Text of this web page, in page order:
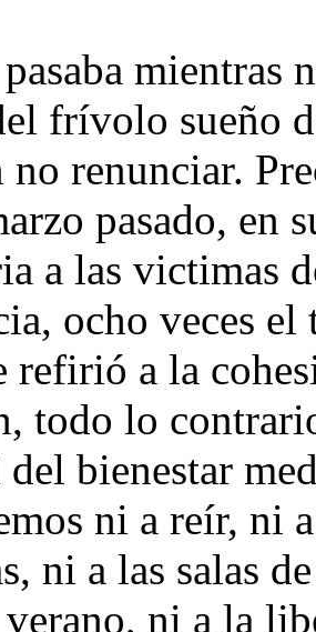
mientras
frívolo sueño
no renunciar.
pasado, en
a las victimas
ocho veces
refirió a la
todo lo
bienestar
ni a reír, ni
ni a las salas
ni a la